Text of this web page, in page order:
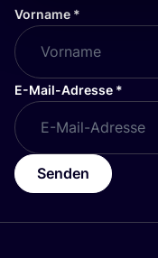
Vorname *
E-Mail-Adresse *
Senden